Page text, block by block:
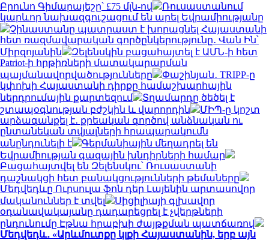
Բրունո Գիմարայեշը՝ £75 մլն-ով
Ռուսաստանում
կարևոր նախազգուշացում են արել Եվրամիությանը
Չինաստանը պատրաստ է խորացնել Հայաստանի
հետ ռազմավարական գործընկերությունը․ Վան Ին՝
Միրզոյանին
Զելենսկին բացահայտել է ԱՄՆ-ի հետ
Patriot-ի հրթիռների մատակարարման
պայմանավորվածությունները
Փաշինյան․ TRIPP-ը
կփոխի Հայաստանի դիրքը համաշխարհային
ներդրումային քարտեզում
Տղամարդը ծեծել է
շտապօգնության բժշկին և վարորդին
ՄԻՊ-ը կոշտ
արձագանքել է․ քրեական գործով անձնական ու
ընտանեկան տվյալների հրապարակումն
անընդունելի է
Գերմանիային մեղադրել են
Եվրամիության գազային խնդիրների համար
Բացահայտվել են Զելենսկու՝ Ռուսաստանի
դաշնակցի հետ բանակցությունների թեմաները
Մեդվեդևը Ուրսուլա ֆոն դեր Լայենին արտասովոր
մականուններ է տվել
Սիցիլիայի գլխավոր
օդանավակայանը դադարեցրել է չվերթների
ընդունումը Էթնա հրաբխի ժայթքման պատճառով
Մեդվեդև․ «Արևմուտքը կլքի Հայաստանին, երբ այն